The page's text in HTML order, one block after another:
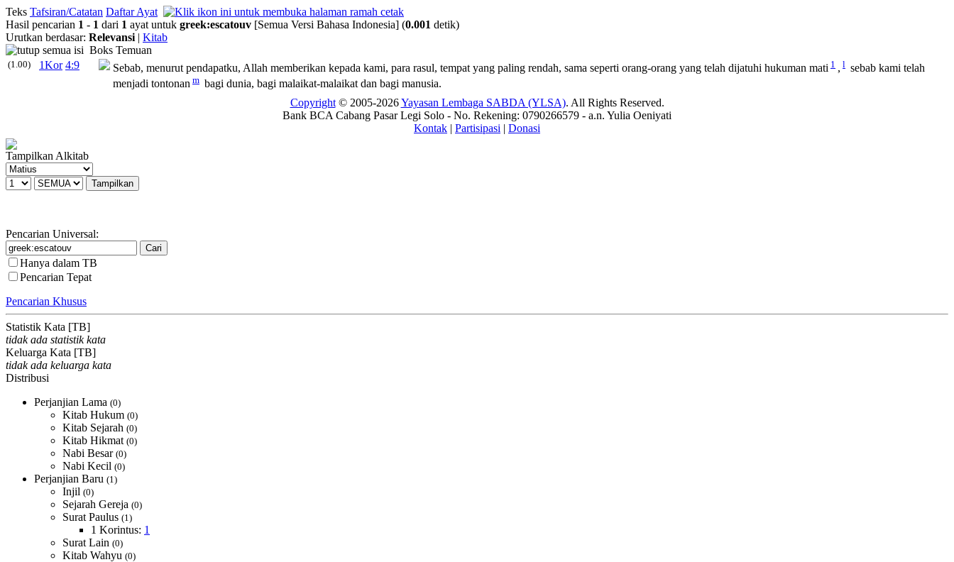
Teks Tafsiran/Catatan Daftar Ayat
Hasil pencarian 1 - 1 dari 1 ayat untuk greek:escatouv [Semua Versi Bahasa Indonesia] (0.001 detik)
Urutkan berdasar: Relevansi | Kitab
Boks Temuan
(1.00) 1Kor 4:9 Sebab, menurut pendapatku, Allah memberikan kepada kami, para rasul, tempat yang paling rendah, sama seperti orang-orang yang telah dijatuhi hukuman mati 1 , l sebab kami telah
menjadi tontonan m bagi dunia, bagi malaikat-malaikat dan bagi manusia.
Copyright© 2005-2026Yayasan Lembaga SABDA (YLSA). All Rights Reserved.
Bank BCA Cabang Pasar Legi Solo - No. Rekening: 0790266579 - a.n. Yulia Oeniyati
Kontak | Partisipasi | Donasi
Tampilkan Alkitab
Pencarian Universal:
Hanya dalam TB
Pencarian Tepat
Pencarian Khusus
Statistik Kata [TB]
tidak ada statistik kata
Keluarga Kata [TB]
tidak ada keluarga kata
Distribusi
Perjanjian Lama (0)
Kitab Hukum (0)
Kitab Sejarah (0)
Kitab Hikmat (0)
Nabi Besar (0)
Nabi Kecil (0)
Perjanjian Baru (1)
Injil (0)
Sejarah Gereja (0)
Surat Paulus (1)
1 Korintus: 1
Surat Lain (0)
Kitab Wahyu (0)